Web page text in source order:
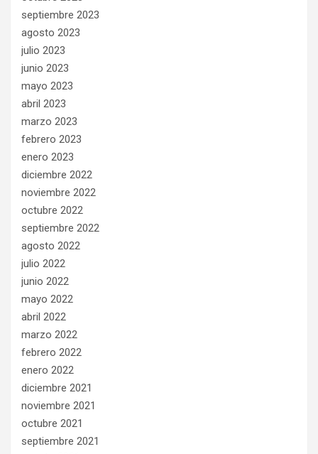
septiembre 2023
agosto 2023
julio 2023
junio 2023
mayo 2023
abril 2023
marzo 2023
febrero 2023
enero 2023
diciembre 2022
noviembre 2022
octubre 2022
septiembre 2022
agosto 2022
julio 2022
junio 2022
mayo 2022
abril 2022
marzo 2022
febrero 2022
enero 2022
diciembre 2021
noviembre 2021
octubre 2021
septiembre 2021